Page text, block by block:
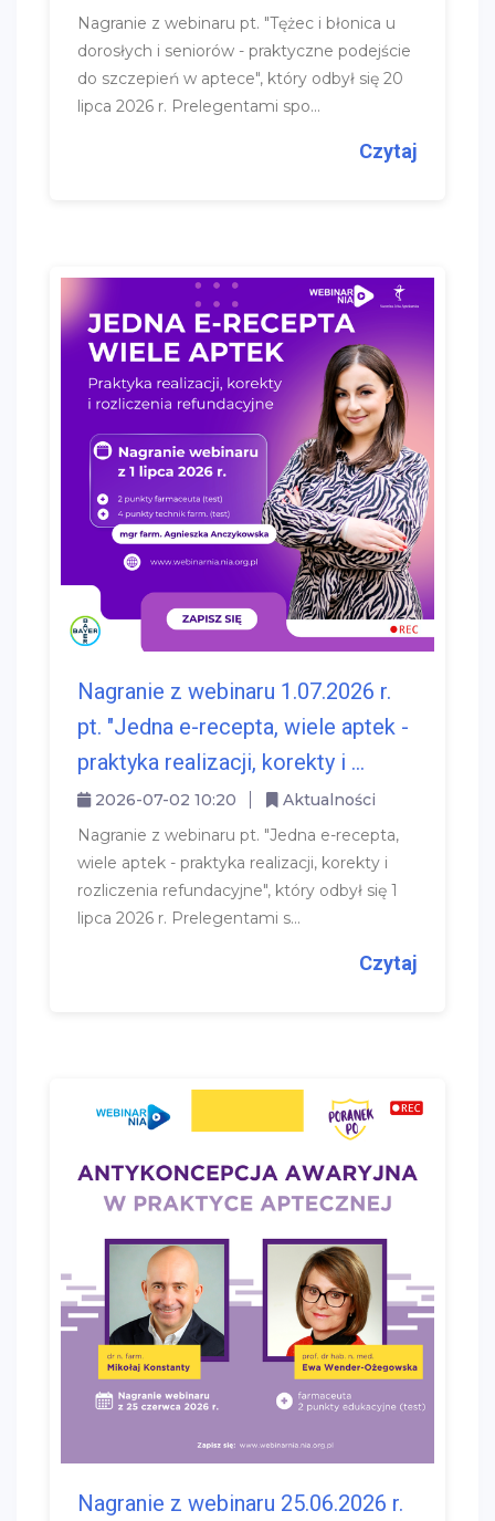
Nagranie z webinaru pt. "Tężec i błonica u
dorosłych i seniorów - praktyczne podejście
do szczepień w aptece", który odbył się 20
lipca 2026 r. Prelegentami spo...
Czytaj
Nagranie z webinaru 1.07.2026 r.
pt. "Jedna e-recepta, wiele aptek -
praktyka realizacji, korekty i ...
2026-07-02 10:20
Aktualności
Nagranie z webinaru pt. "Jedna e-recepta,
wiele aptek - praktyka realizacji, korekty i
rozliczenia refundacyjne", który odbył się 1
lipca 2026 r. Prelegentami s...
Czytaj
Nagranie z webinaru 25.06.2026 r.